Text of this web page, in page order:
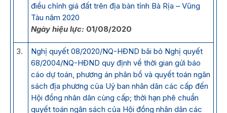
điều chỉnh giá đất trên địa bàn tỉnh Bà Rịa – Vũng
Tàu năm 2020
Ngày hiệu lực: 01/08/2020
3.
Nghị quyết 08/2020/NQ-HĐND bãi bỏ Nghị quyết
68/2004/NQ-HĐND quy định về thời gian gửi báo
cáo dự toán, phương án phân bổ và quyết toán ngân
sách địa phương của Uỷ ban nhân dân các cấp đến
Hội đồng nhân dân cùng cấp; thời hạn phê chuẩn
quyết toán ngân sách của Hội đồng nhân dân các